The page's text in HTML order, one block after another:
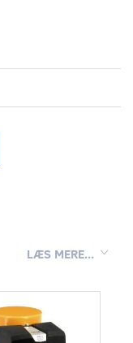
LÆS MERE...